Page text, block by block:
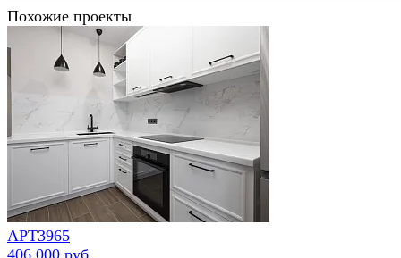
Похожие проекты
АРТ3965
406 000 руб.